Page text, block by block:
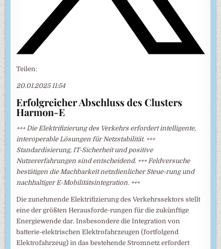
Teilen:
20.01.2025 11:54
Erfolgreicher Abschluss des Clusters
Harmon-E
+++ Die Elektrifizierung des Verkehrs erfordert intelligente,
interoperable Lösungen für Netzstabilität. +++
Standardisierung, IT-Sicherheit und positive
Nutzererfahrungen sind entscheidend. +++ Feldversuche
bestätigen die Machbarkeit netzdienlicher Steue-rung und
nachhaltiger E-Mobilitätsintegration. +++
Die zunehmende Elektrifizierung des Verkehrssektors stellt
eine der größten Herausforde-rungen für die zukünftige
Energiewende dar. Insbesondere die Integration von
batterie-elektrischen Elektrofahrzeugen (fortfolgend
Elektrofahrzeug) in das bestehende Stromnetz erfordert